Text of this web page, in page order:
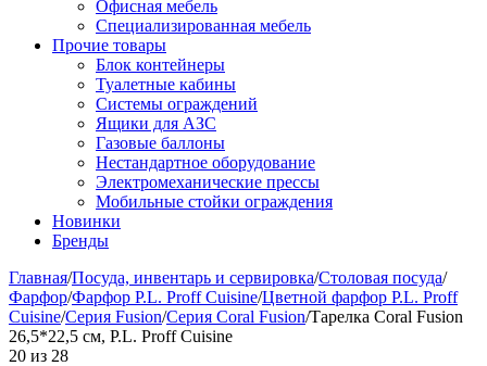
Офисная мебель
Специализированная мебель
Прочие товары
Блок контейнеры
Туалетные кабины
Системы ограждений
Ящики для АЗС
Газовые баллоны
Нестандартное оборудование
Электромеханические прессы
Мобильные стойки ограждения
Новинки
Бренды
Главная/Посуда, инвентарь и сервировка/Столовая посуда/
Фарфор/Фарфор P.L. Proff Cuisine/Цветной фарфор P.L. Proff
Cuisine/Серия Fusion/Серия Coral Fusion/Тарелка Coral Fusion
26,5*22,5 см, P.L. Proff Cuisine
20 из 28